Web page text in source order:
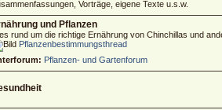
Vorträge, eigene Texte u.s.w.
und Pflanzen
rund um die richtige Ernährung von Chinchillas und
Pflanzenbestimmungsthread
Pflanzen- und Gartenforum